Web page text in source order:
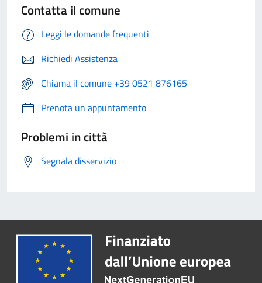
Contatta il comune
Leggi le domande frequenti
Richiedi Assistenza
Chiama il comune +39 0521 876165
Prenota un appuntamento
Problemi in città
Segnala disservizio